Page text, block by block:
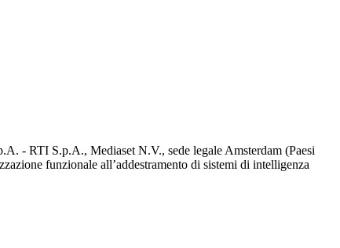
- RTI S.p.A., Mediaset N.V., sede legale Amsterdam (Paesi
funzionale all’addestramento di sistemi di intelligenza